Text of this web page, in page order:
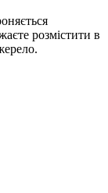
розмістити в